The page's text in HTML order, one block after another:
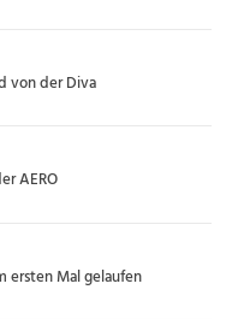
von der Diva
AERO
ersten Mal gelaufen